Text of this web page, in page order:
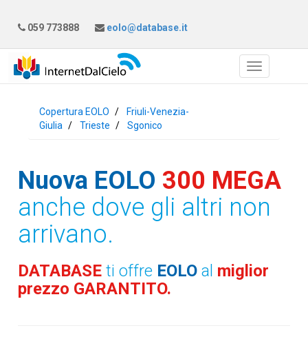
059 773888 eolo@database.it
Copertura EOLO
Friuli-Venezia-
Giulia
Trieste Sgonico
Nuova EOLO 300 MEGA
anche dove gli altri non
arrivano.
DATABASEti offre EOLO al miglior
prezzo GARANTITO.